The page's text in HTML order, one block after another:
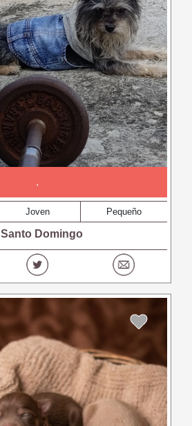
.
Joven Pequeño
Santo Domingo